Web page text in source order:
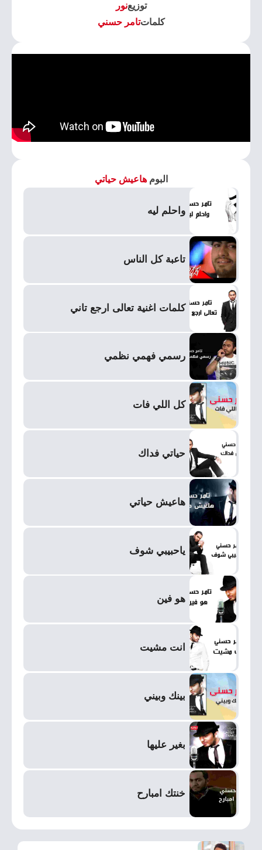
توزيعنور
كلماتتامر حسني
البومهاعيش حياتي
واحلم ليه
تاعبة كل الناس
كلمات اغنية تعالى ارجع تاني
رسمي فهمي نظمي
كل اللي فات
حياتي فداك
هاعيش حياتي
ياحبيبي شوف
هو فين
انت مشيت
بينك وبيني
بغير عليها
خنتك امبارح